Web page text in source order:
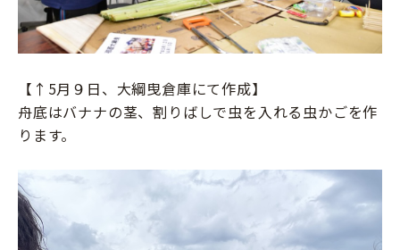
【↑5月９日、大綱曳倉庫にて作成】
舟底はバナナの茎、割りばしで虫を入れる虫かごを作
ります。